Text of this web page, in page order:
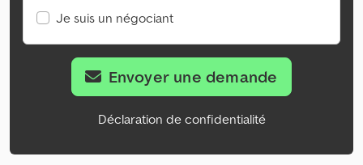
Je suis un négociant
Envoyer une demande
Déclaration de confidentialité